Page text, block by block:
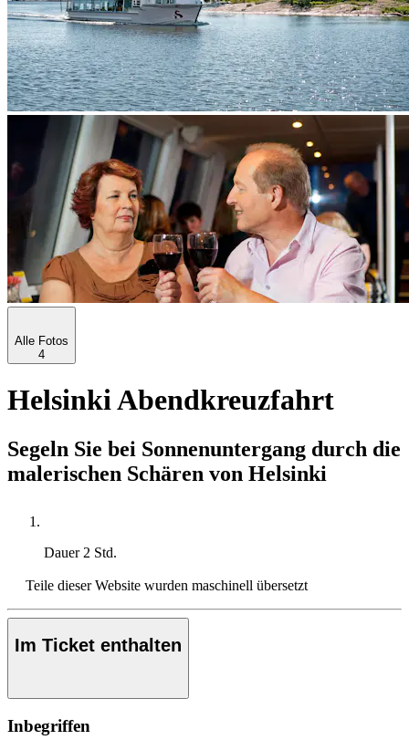
Alle Fotos
4
Helsinki Abendkreuzfahrt
Segeln Sie bei Sonnenuntergang durch die
malerischen Schären von Helsinki
Dauer 2 Std.
Teile dieser Website wurden maschinell übersetzt
Im Ticket enthalten
Inbegriffen